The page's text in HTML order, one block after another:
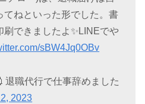
てねといった形でした。書
できましたよ✨LINEでや
sBW4Jq0OBv
職代行で仕事辞めました
2023